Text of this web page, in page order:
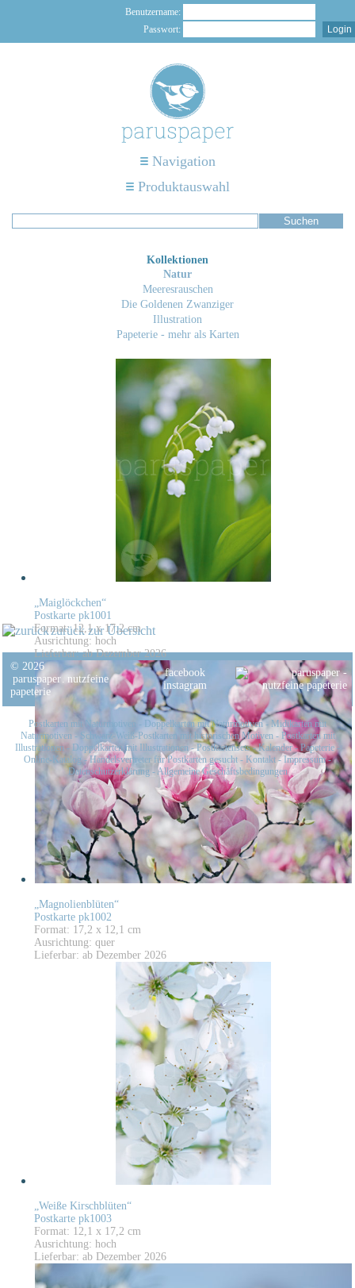
Benutzername:
Passwort:
Navigation
Produktauswahl
Kollektionen
Natur
Meeresrauschen
Die Goldenen Zwanziger
Illustration
Papeterie - mehr als Karten
„Maiglöckchen“
Postkarte pk1001
Format: 12,1 x 17,2 cm
Ausrichtung: hoch
Lieferbar: ab Dezember 2026
„Magnolienblüten“
Postkarte pk1002
Format: 17,2 x 12,1 cm
Ausrichtung: quer
Lieferbar: ab Dezember 2026
„Weiße Kirschblüten“
Postkarte pk1003
Format: 12,1 x 17,2 cm
Ausrichtung: hoch
Lieferbar: ab Dezember 2026
zurück zur Übersicht
© 2026
paruspaper. nutzfeine
papeterie
facebook
instagram
Postkarten mit Naturmotiven - Doppelkarten mit Naturmotiven- Midikarten mit
Naturmotiven - Schwarz-Weiß-Postkarten mit historischen Motiven- Postkarten mit
Illustrationen - Doppelkarten mit Illustrationen-Postkartensets-Kalender-Papeterie -
Online-Katalog-Handelsvertreter für Postkarten gesucht - Kontakt-Impressum-
Datenschutzerklärung - Allgemeine Geschäftsbedingungen